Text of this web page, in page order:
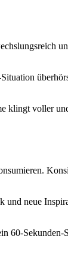
klingt voller
neue
60-Sekunden-